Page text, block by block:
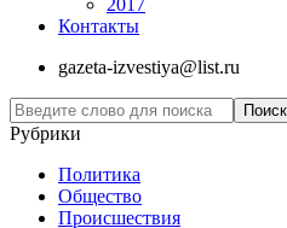
2017
Контакты
gazeta-izvestiya@list.ru
Рубрики
Политика
Общество
Проиcшествия